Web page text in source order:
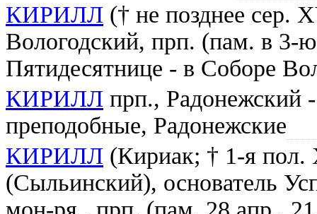
КИРИЛЛ († не позднее сер.
Вологодский, прп. (пам. в 3-
Пятидесятнице - в Соборе
КИРИЛЛ прп., Радонежский
преподобные, Радонежские
КИРИЛЛ (Кириак; † 1-я
(Сыльинский), основатель